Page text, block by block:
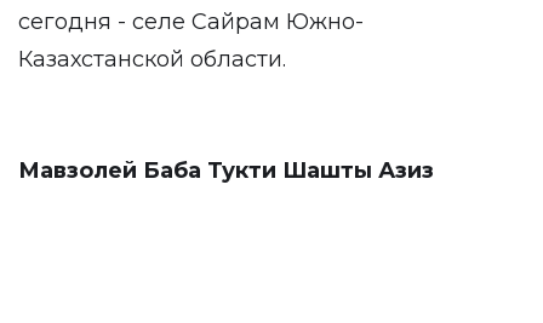
сегодня - селе Сайрам Южно-
Казахстанской области.
Мавзолей Баба Тукти Шашты Азиз